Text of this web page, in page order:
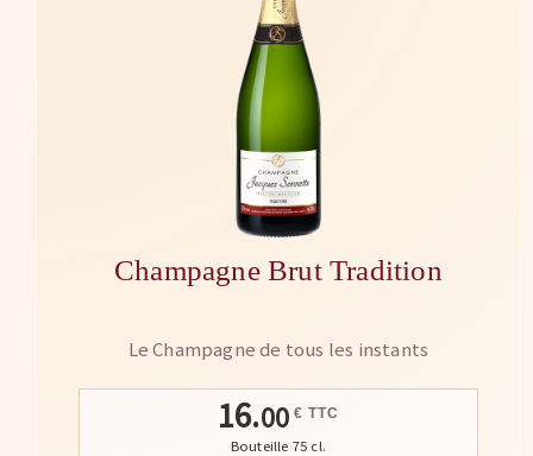
Champagne Brut Tradition
Le Champagne de tous les instants
16.00 € TTC
Bouteille 75 cl.